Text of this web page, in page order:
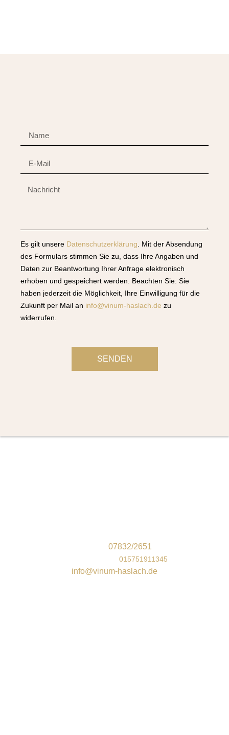
Es gilt unsere Datenschutzerklärung. Mit der Absendung
des Formulars stimmen Sie zu, dass Ihre Angaben und
Daten zur Beantwortung Ihrer Anfrage elektronisch
erhoben und gespeichert werden. Beachten Sie: Sie
haben jederzeit die Möglichkeit, Ihre Einwilligung für die
Zukunft per Mail an info@vinum-haslach.de zu
widerrufen.
SENDEN
07832/2651
015751911345
info@vinum-haslach.de